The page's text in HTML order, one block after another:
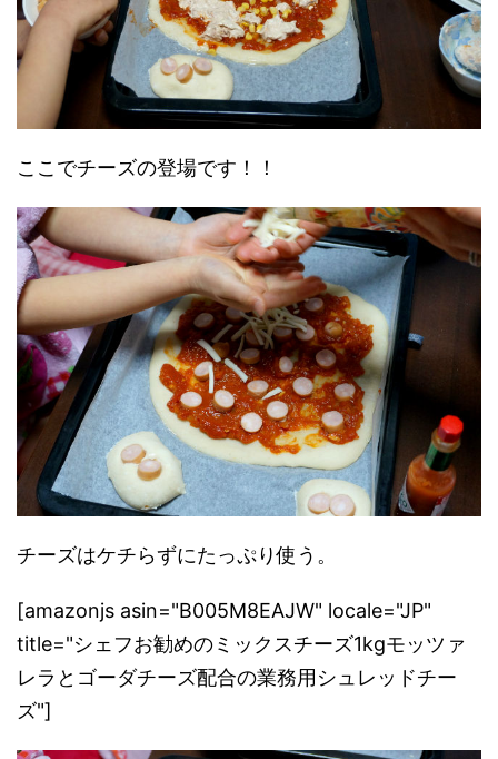
ここでチーズの登場です！！
チーズはケチらずにたっぷり使う。
[amazonjs asin="B005M8EAJW" locale="JP"
title="シェフお勧めのミックスチーズ1kgモッツァ
レラとゴーダチーズ配合の業務用シュレッドチー
ズ"]